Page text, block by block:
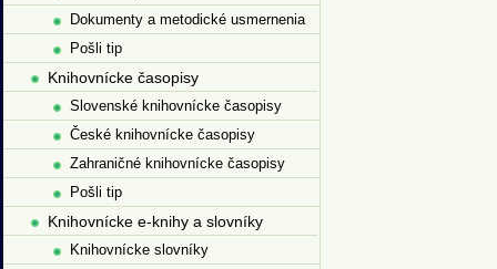
Dokumenty a metodické usmernenia
Pošli tip
Knihovnícke časopisy
Slovenské knihovnícke časopisy
České knihovnícke časopisy
Zahraničné knihovnícke časopisy
Pošli tip
Knihovnícke e-knihy a slovníky
Knihovnícke slovníky